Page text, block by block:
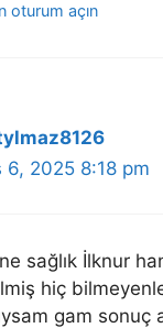
oturum açın
6, 2025 8:18 pm
sağlık İlknur
hiç
gam sonuç